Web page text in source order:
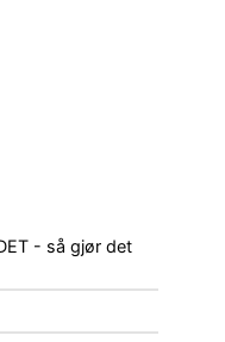
- så gjør det